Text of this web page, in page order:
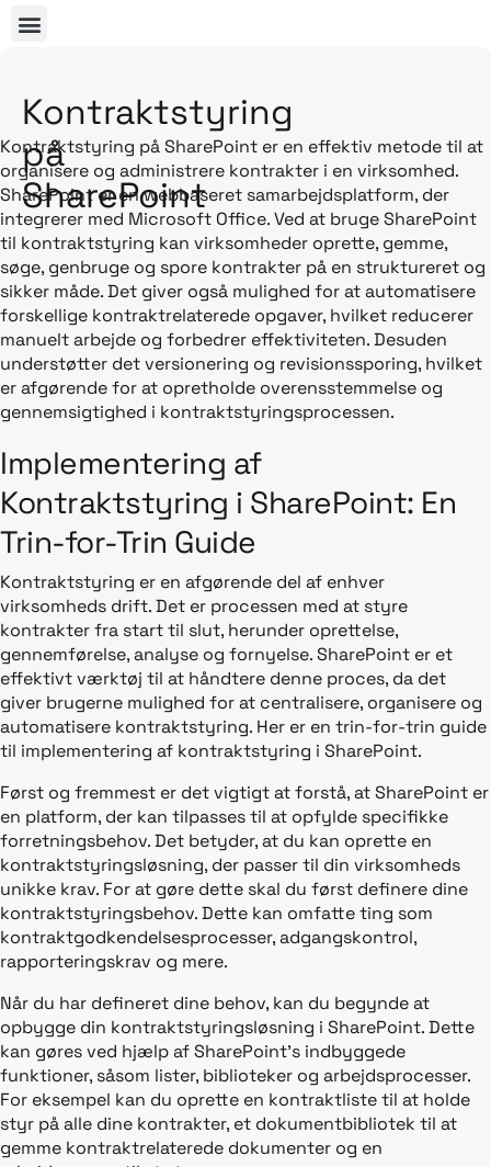
Kontraktstyring
på
SharePoint
Kontraktstyring på SharePoint er en effektiv metode til at
organisere og administrere kontrakter i en virksomhed.
SharePoint er en webbaseret samarbejdsplatform, der
integrerer med Microsoft Office. Ved at bruge SharePoint
til kontraktstyring kan virksomheder oprette, gemme,
søge, genbruge og spore kontrakter på en struktureret og
sikker måde. Det giver også mulighed for at automatisere
forskellige kontraktrelaterede opgaver, hvilket reducerer
manuelt arbejde og forbedrer effektiviteten. Desuden
understøtter det versionering og revisionssporing, hvilket
er afgørende for at opretholde overensstemmelse og
gennemsigtighed i kontraktstyringsprocessen.
Implementering af
Kontraktstyring i SharePoint: En
Trin-for-Trin Guide
Kontraktstyring er en afgørende del af enhver
virksomheds drift. Det er processen med at styre
kontrakter fra start til slut, herunder oprettelse,
gennemførelse, analyse og fornyelse. SharePoint er et
effektivt værktøj til at håndtere denne proces, da det
giver brugerne mulighed for at centralisere, organisere og
automatisere kontraktstyring. Her er en trin-for-trin guide
til implementering af kontraktstyring i SharePoint.
Først og fremmest er det vigtigt at forstå, at SharePoint er
en platform, der kan tilpasses til at opfylde specifikke
forretningsbehov. Det betyder, at du kan oprette en
kontraktstyringsløsning, der passer til din virksomheds
unikke krav. For at gøre dette skal du først definere dine
kontraktstyringsbehov. Dette kan omfatte ting som
kontraktgodkendelsesprocesser, adgangskontrol,
rapporteringskrav og mere.
Når du har defineret dine behov, kan du begynde at
opbygge din kontraktstyringsløsning i SharePoint. Dette
kan gøres ved hjælp af SharePoint’s indbyggede
funktioner, såsom lister, biblioteker og arbejdsprocesser.
For eksempel kan du oprette en kontraktliste til at holde
styr på alle dine kontrakter, et dokumentbibliotek til at
gemme kontraktrelaterede dokumenter og en